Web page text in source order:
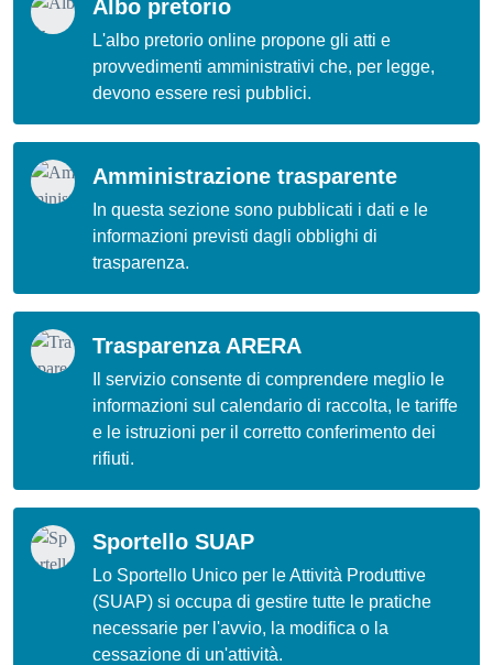
Albo pretorio
L'albo pretorio online propone gli atti e
provvedimenti amministrativi che, per legge,
devono essere resi pubblici.
Amministrazione trasparente
In questa sezione sono pubblicati i dati e le
informazioni previsti dagli obblighi di
trasparenza.
Trasparenza ARERA
Il servizio consente di comprendere meglio le
informazioni sul calendario di raccolta, le tariffe
e le istruzioni per il corretto conferimento dei
rifiuti.
Sportello SUAP
Lo Sportello Unico per le Attività Produttive
(SUAP) si occupa di gestire tutte le pratiche
necessarie per l'avvio, la modifica o la
cessazione di un'attività.